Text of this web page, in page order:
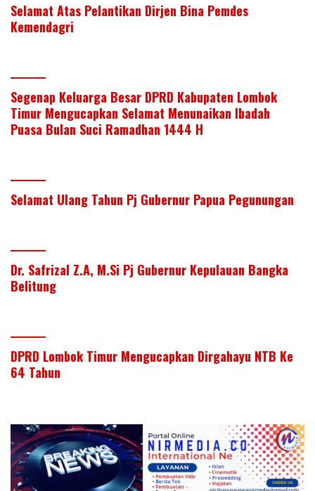
Selamat Atas Pelantikan Dirjen Bina Pemdes
Kemendagri
Segenap Keluarga Besar DPRD Kabupaten Lombok
Timur Mengucapkan Selamat Menunaikan Ibadah
Puasa Bulan Suci Ramadhan 1444 H
Selamat Ulang Tahun Pj Gubernur Papua Pegunungan
Dr. Safrizal Z.A, M.Si Pj Gubernur Kepulauan Bangka
Belitung
DPRD Lombok Timur Mengucapkan Dirgahayu NTB Ke
64 Tahun